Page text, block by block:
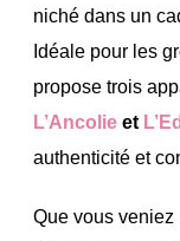
niché dans un
Idéale pour les
propose trois
L’Ancolieet
authenticité et
Que vous veniez